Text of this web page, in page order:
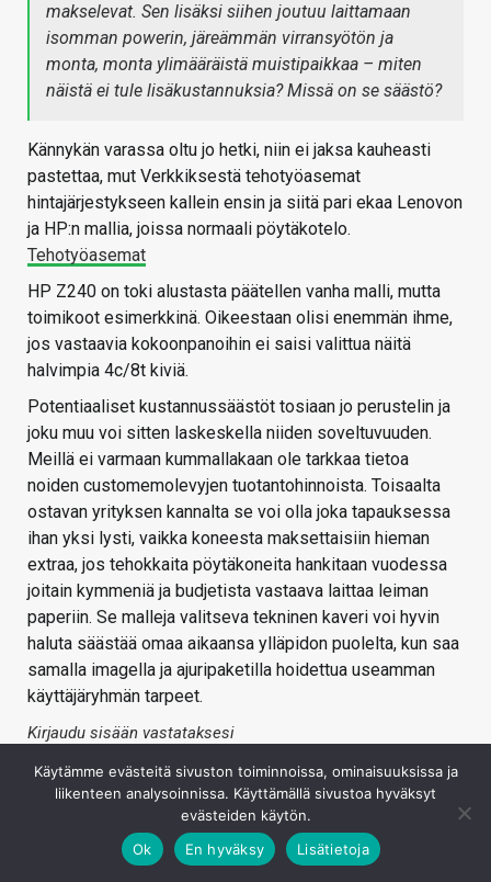
makselevat. Sen lisäksi siihen joutuu laittamaan
isomman powerin, järeämmän virransyötön ja
monta, monta ylimääräistä muistipaikkaa – miten
näistä ei tule lisäkustannuksia? Missä on se säästö?
Kännykän varassa oltu jo hetki, niin ei jaksa kauheasti
pastettaa, mut Verkkiksestä tehotyöasemat
hintajärjestykseen kallein ensin ja siitä pari ekaa Lenovon
ja HP:n mallia, joissa normaali pöytäkotelo.
Tehotyöasemat
HP Z240 on toki alustasta päätellen vanha malli, mutta
toimikoot esimerkkinä. Oikeestaan olisi enemmän ihme,
jos vastaavia kokoonpanoihin ei saisi valittua näitä
halvimpia 4c/8t kiviä.
Potentiaaliset kustannussäästöt tosiaan jo perustelin ja
joku muu voi sitten laskeskella niiden soveltuvuuden.
Meillä ei varmaan kummallakaan ole tarkkaa tietoa
noiden customemolevyjen tuotantohinnoista. Toisaalta
ostavan yrityksen kannalta se voi olla joka tapauksessa
ihan yksi lysti, vaikka koneesta maksettaisiin hieman
extraa, jos tehokkaita pöytäkoneita hankitaan vuodessa
joitain kymmeniä ja budjetista vastaava laittaa leiman
paperiin. Se malleja valitseva tekninen kaveri voi hyvin
haluta säästää omaa aikaansa ylläpidon puolelta, kun saa
samalla imagella ja ajuripaketilla hoidettua useamman
käyttäjäryhmän tarpeet.
Kirjaudu sisään vastataksesi
Käytämme evästeitä sivuston toiminnoissa, ominaisuuksissa ja
liikenteen analysoinnissa. Käyttämällä sivustoa hyväksyt
evästeiden käytön.
Ok
En hyväksy Lisätietoja